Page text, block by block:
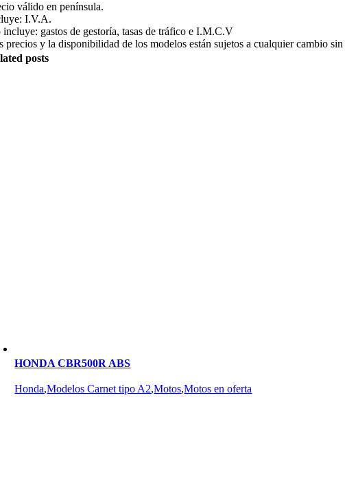
válido en península.
I.V.A.
incluye: gastos de gestoría, tasas de tráfico e I.M.C.V
precios y la disponibilidad de los modelos están sujetos a cualquier cambio
posts
HONDA CBR500R ABS
Honda,Modelos Carnet tipo A2,Motos,Motos en oferta